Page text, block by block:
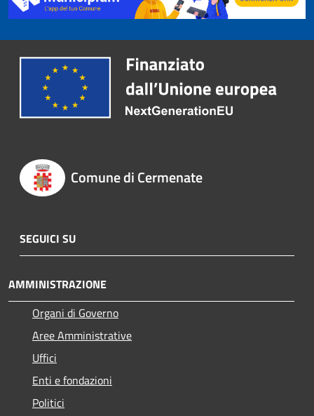
Comune di Cermenate
SEGUICI SU
AMMINISTRAZIONE
Organi di Governo
Aree Amministrative
Uffici
Enti e fondazioni
Politici